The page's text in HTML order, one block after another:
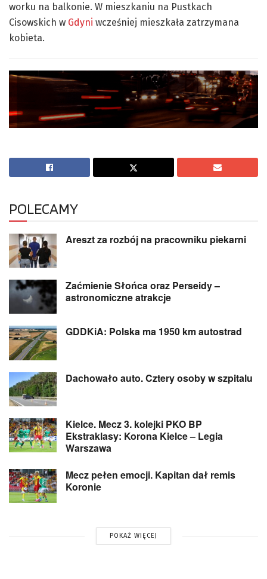
worku na balkonie. W mieszkaniu na Pustkach
Cisowskich w Gdyni wcześniej mieszkała zatrzymana
kobieta.
POLECAMY
Areszt za rozbój na pracowniku piekarni
Zaćmienie Słońca oraz Perseidy –
astronomiczne atrakcje
GDDKiA: Polska ma 1950 km autostrad
Dachowało auto. Cztery osoby w szpitalu
Kielce. Mecz 3. kolejki PKO BP
Ekstraklasy: Korona Kielce – Legia
Warszawa
Mecz pełen emocji. Kapitan dał remis
Koronie
POKAŻ WIĘCEJ